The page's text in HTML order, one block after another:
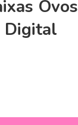
Ovos
Digital